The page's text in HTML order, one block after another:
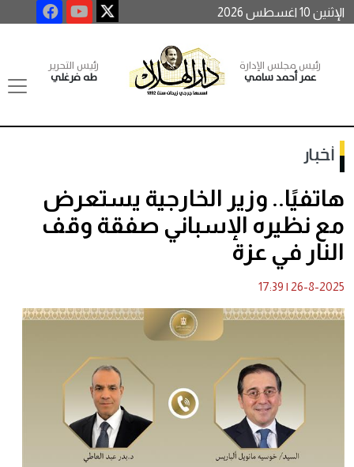
الإثنين 10 اغسطس 2026
رئيس مجلس الإدارة
عمر أحمد سامي
رئيس التحرير
طه فرغلي
أخبار
هاتفيًا.. وزير الخارجية يستعرض
مع نظيره الإسباني صفقة وقف
النار في عزة
26-8-2025
|
17:39